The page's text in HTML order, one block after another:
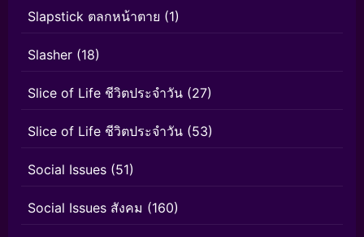
Slapstick ตลกหน้าตาย (1)
Slasher (18)
Slice of Life ชีวิตประจำวัน (27)
Slice of Life ชีวิตประจำวัน (53)
Social Issues (51)
Social Issues สังคม (160)